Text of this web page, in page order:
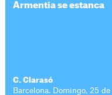
Armentia se estanca
C. Clarasó
Barcelona. Domingo, 25